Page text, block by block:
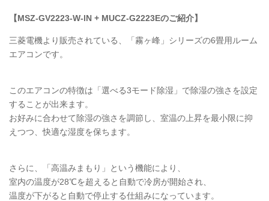
【MSZ-GV2223-W-lN + MUCZ-G2223Eのご紹介】
三菱電機より販売されている、「霧ヶ峰」シリーズの6畳用ルーム
エアコンです。
このエアコンの特徴は「選べる3モード除湿」で除湿の強さを設定
することが出来ます。
お好みに合わせて除湿の強さを調節し、室温の上昇を最小限に抑
えつつ、快適な湿度を保ちます。
さらに、「高温みまもり」という機能により、
室内の温度が28℃を超えると自動で冷房が開始され、
温度が下がると自動で停止する仕組みになっています。